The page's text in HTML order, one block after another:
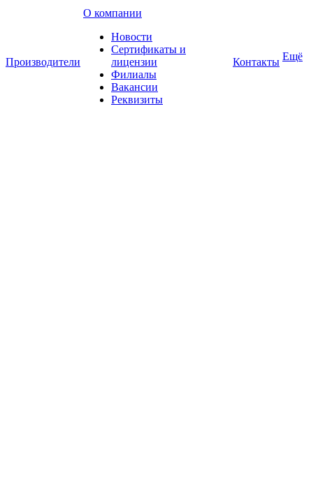
Производители
О компании
Новости
Сертификаты и
лицензии
Филиалы
Вакансии
Реквизиты
Контакты Ещё